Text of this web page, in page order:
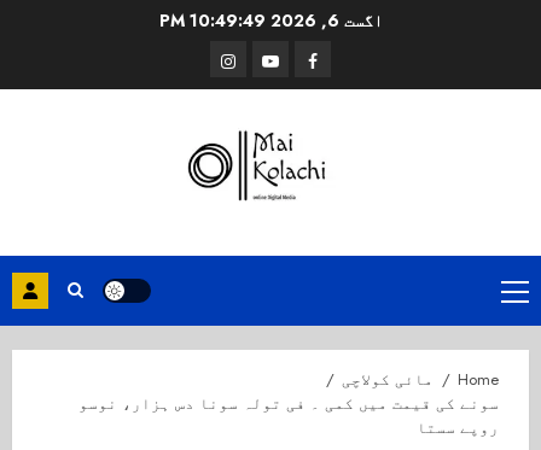
اگست 6, 2026 10:49:49 PM
Facebook
Youtube
Instagram
Primary
Menu
Home
مائی کولاچی
سونے کی قیمت میں کمی ۔ فی تولہ سونا دس ہزار، نوسو
روپے سستا